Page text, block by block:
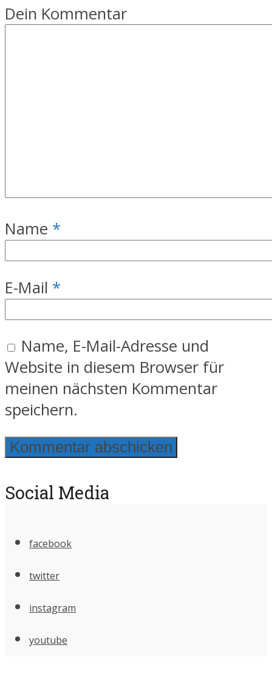
Dein Kommentar
Name *
E-Mail *
Name, E-Mail-Adresse und
Website in diesem Browser für
meinen nächsten Kommentar
speichern.
Social Media
facebook
twitter
instagram
youtube